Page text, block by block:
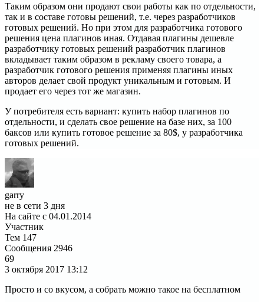
Таким образом они продают свои работы как по отдельности,
так и в составе готовы решений, т.е. через разработчиков
готовых решений. Но при этом для разработчика готового
решения цена плагинов иная. Отдавая плагины дешевле
разработчику готовых решений разработчик плагинов
вкладывает таким образом в рекламу своего товара, а
разработчик готового решения применяя плагины иных
авторов делает свой продукт уникальным и готовым. И
продает его через тот же магазин.
У потребителя есть вариант: купить набор плагинов по
отдельности, и сделать свое решение на базе них, за 100
баксов или купить готовое решение за 80$, у разработчика
готовых решений.
garry
не в сети 3 дня
На сайте с 04.01.2014
Участник
Тем 147
Сообщения 2946
69
3 октября 2017 13:12
Просто и со вкусом, а собрать можно такое на бесплатном